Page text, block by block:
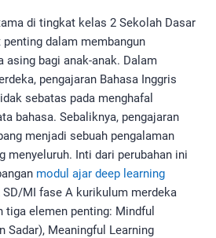
di tingkat kelas 2 Sekolah Dasar
dalam membangun
asing bagi anak-anak. Dalam
pengajaran Bahasa Inggris
sebatas pada menghafal
bahasa. Sebaliknya, pengajaran
menjadi sebuah pengalaman
menyeluruh. Inti dari perubahan ini
modul ajar deep learning
MI fase A kurikulum merdeka
tiga elemen penting: Mindful
Sadar), Meaningful Learning